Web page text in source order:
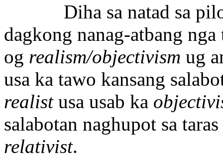
Diha sa natad sa
dagkong nanag-atbang
og realism/objectivism ug
usa ka tawo kansang
realistusa usab ka
salabotan naghupot sa
relativist.